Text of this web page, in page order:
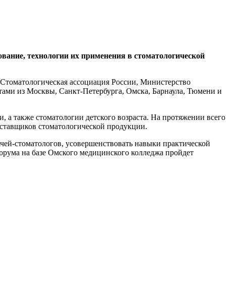
технологии их применения в стоматологической
ассоциация России, Министерство
из Москвы, Санкт-Петербурга, Омска, Барнаула, Тюмени и
также стоматологии детского возраста. На протяжении всего
стоматологической продукции.
стоматологов, усовершенствовать навыки практической
на базе Омского медицинского колледжа пройдет